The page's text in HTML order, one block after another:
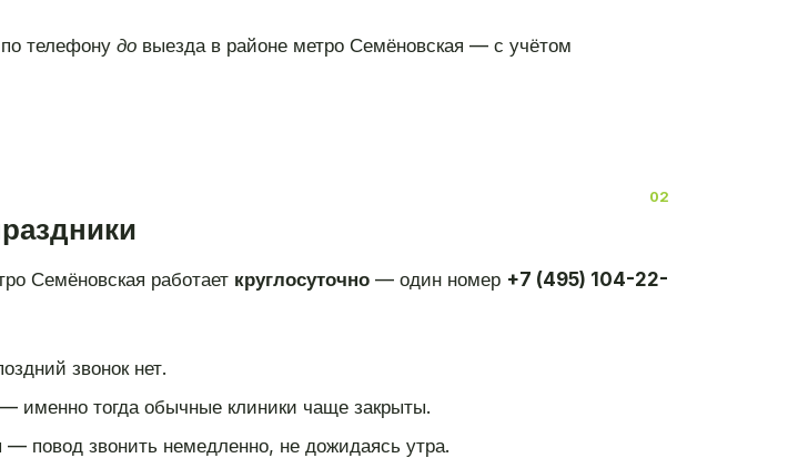
телефону до выезда в районе метро Семёновская — с учётом
Семёновская работает круглосуточно — один номер +7 (495) 104-22-
звонок нет.
именно тогда обычные клиники чаще закрыты.
повод звонить немедленно, не дожидаясь утра.